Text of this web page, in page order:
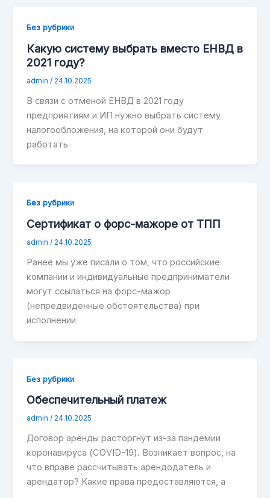
Без рубрики
Какую систему выбрать вместо ЕНВД в
2021 году?
admin/ 24.10.2025
В связи с отменой ЕНВД в 2021 году
предприятиям и ИП нужно выбрать систему
налогообложения, на которой они будут
работать
Без рубрики
Сертификат о форс-мажоре от ТПП
admin/ 24.10.2025
Ранее мы уже писали о том, что российские
компании и индивидуальные предприниматели
могут ссылаться на форс-мажор
(непредвиденные обстоятельства) при
исполнении
Без рубрики
Обеспечительный платеж
admin/ 24.10.2025
Договор аренды расторгнут из-за пандемии
коронавируса (COVID-19). Возникает вопрос, на
что вправе рассчитывать арендодатель и
арендатор? Какие права предоставляются, а